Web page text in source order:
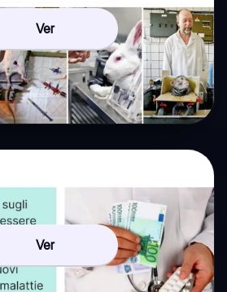
Ver
Ver